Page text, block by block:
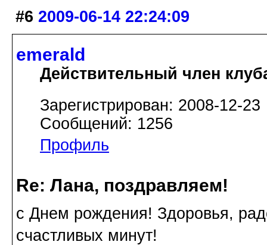
#6 2009-06-14 22:24:09
emerald
Действительный член
Зарегистрирован: 2008-12-23
Сообщений: 1256
Профиль
Re: Лана, поздравляем!
с Днем рождения! Здоровья,
счастливых минут!